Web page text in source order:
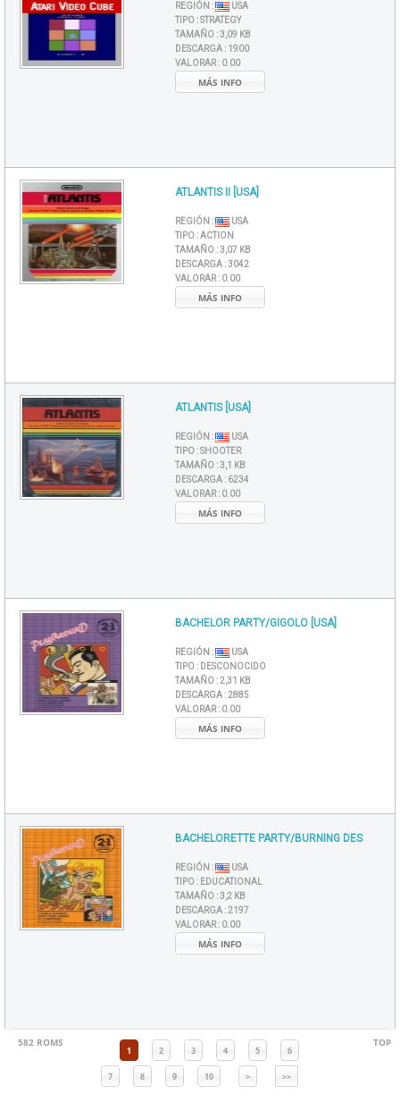
REGIÓN :
USA
TIPO :STRATEGY
TAMAÑO :3,09 KB
DESCARGA : 1900
VALORAR : 0.00
MÁS INFO
ATLANTIS II [USA]
REGIÓN :
USA
TIPO :ACTION
TAMAÑO :3,07 KB
DESCARGA :3042
VALORAR : 0.00
MÁS INFO
ATLANTIS [USA]
REGIÓN :
USA
TIPO :SHOOTER
TAMAÑO :3,1 KB
DESCARGA : 6234
VALORAR : 0.00
MÁS INFO
BACHELOR PARTY/GIGOLO [USA]
REGIÓN :
USA
TIPO : DESCONOCIDO
TAMAÑO :2,31 KB
DESCARGA :2885
VALORAR : 0.00
MÁS INFO
BACHELORETTE PARTY/BURNING DES
REGIÓN :
USA
TIPO : EDUCATIONAL
TAMAÑO :3,2 KB
DESCARGA :2197
VALORAR : 0.00
MÁS INFO
582 ROMS
1 2 3 4 5 6
7 8 9 10 > >>
TOP